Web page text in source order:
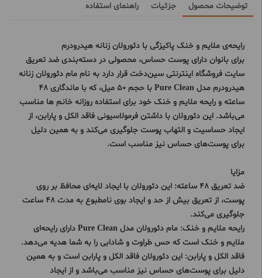
توضیحات محصول جزئیات راهنمای استفاده
رایحه‌ی ملایم و خنک پاکیزگی با دئورولان زنانه هیدرودرم
برای بانوان دارای پوست حساس، محصولی در دسته‌بندی ضد تعریق
سایت فروشگاه اینترنتی سین‌دخت قرار دارد به نام مام دئورولان زنانه
هیدرودرم مدل Pure Clean با حجم 50 میل، که با ماندگاری 48
ساعته و رایحه ملایم و خنک خود برای استفاده روزانه خانم ها مناسب
می‌باشد. این دئورولان با داشتن فرمولاسیونی فاقد الکل و پارابن، از
ایجاد حساسیت و التهاب پوست جلوگیری می‌کند و به همین دلیل
برای پوست‌های حساس نیز مناسب است.
مزایا
ضد تعریق 48 ساعته: این دئورولان با ایجاد لایه‌ای محافظ بر روی
پوست، از تعریق بیش از حد و ایجاد بوی نامطبوع به مدت 48 ساعت
جلوگیری می‌کند.
رایحه ملایم و خنک: مام دئورولان مدل Pure Clean دارای رایحه‌ای
ملایم و خنک است که حس طراوت و شادابی را به شما هدیه می‌دهد.
فاقد الکل و پارابن: این دئورولان فاقد الکل و پارابن است و به همین
دلیل برای پوست‌های حساس نیز مناسب می‌باشد و از ایجاد